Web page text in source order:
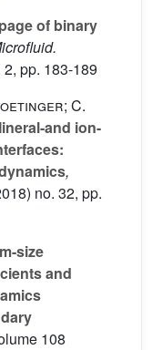
of binary
pp. 183-189
C.
and ion-
,
no. 32, pp.
size
and
108